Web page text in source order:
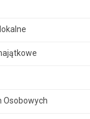
Osobowych